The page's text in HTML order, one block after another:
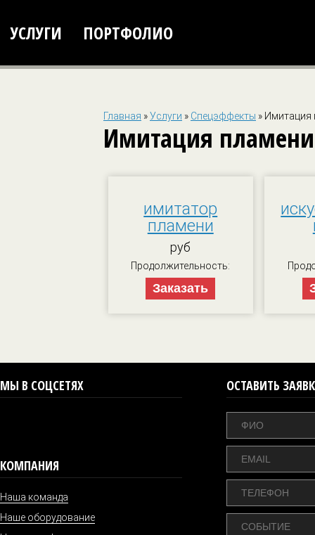
УСЛУГИ ПОРТФОЛИО
Главная »Услуги » Спецэффекты » Имитация
Имитация пламени
имитатор
пламени
руб
Продолжительность:
МЫ В СОЦСЕТЯХ
КОМПАНИЯ
Наша команда
Наше оборудование
ОСТАВИТЬ